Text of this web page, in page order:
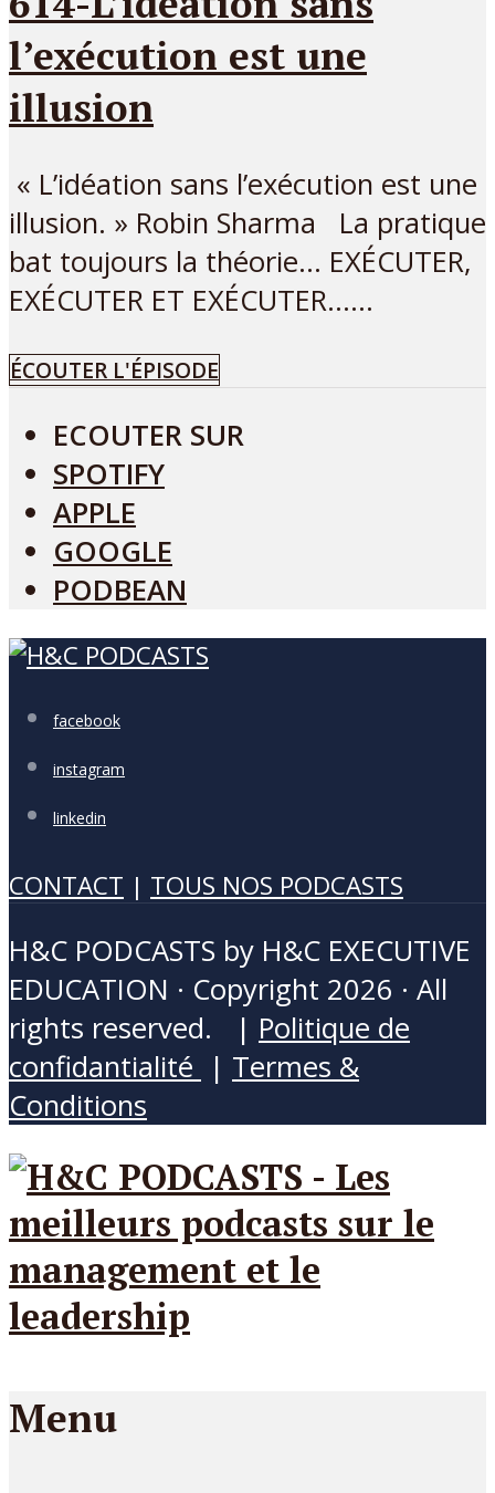
l’exécution est une
illusion
« L’idéation sans l’exécution est une
illusion. » Robin Sharma La pratique
bat toujours la théorie… EXÉCUTER,
EXÉCUTER ET EXÉCUTER…...
ÉCOUTER L'ÉPISODE
ECOUTER SUR
SPOTIFY
APPLE
GOOGLE
PODBEAN
facebook
instagram
linkedin
CONTACT | TOUS NOS PODCASTS
H&C PODCASTS by H&C EXECUTIVE
EDUCATION · Copyright 2026 · All
rights reserved. | Politique de
confidantialité | Termes &
Conditions
Menu